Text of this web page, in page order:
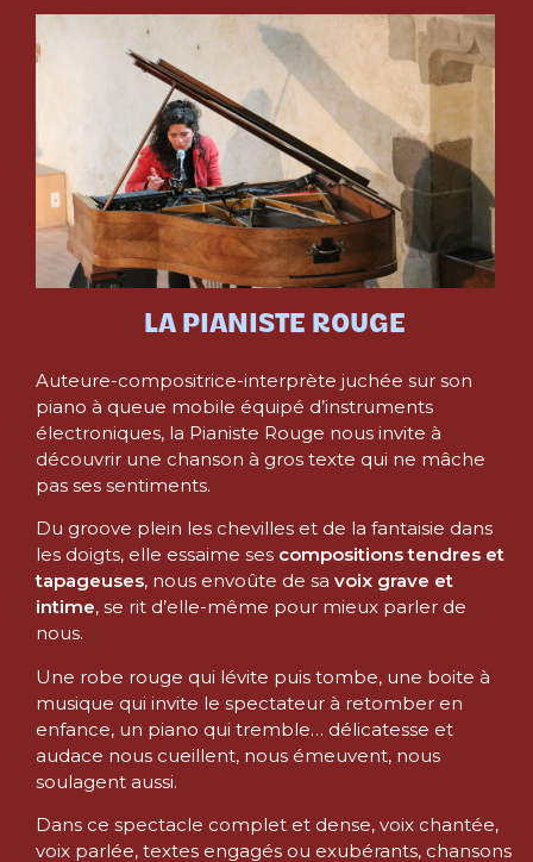
LA PIANISTE ROUGE
Auteure-compositrice-interprète juchée sur son
piano à queue mobile équipé d’instruments
électroniques, la Pianiste Rouge nous invite à
découvrir une chanson à gros texte qui ne mâche
pas ses sentiments.
Du groove plein les chevilles et de la fantaisie dans
les doigts, elle essaime ses compositions tendres et
tapageuses, nous envoûte de sa voix grave et
intime, se rit d’elle-même pour mieux parler de
nous.
Une robe rouge qui lévite puis tombe, une boite à
musique qui invite le spectateur à retomber en
enfance, un piano qui tremble… délicatesse et
audace nous cueillent, nous émeuvent, nous
soulagent aussi.
Dans ce spectacle complet et dense, voix chantée,
voix parlée, textes engagés ou exubérants, chansons